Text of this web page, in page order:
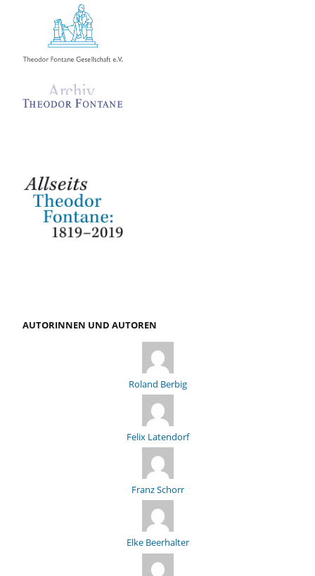
AUTORINNEN UND AUTOREN
Roland Berbig
Felix Latendorf
Franz Schorr
Elke Beerhalter